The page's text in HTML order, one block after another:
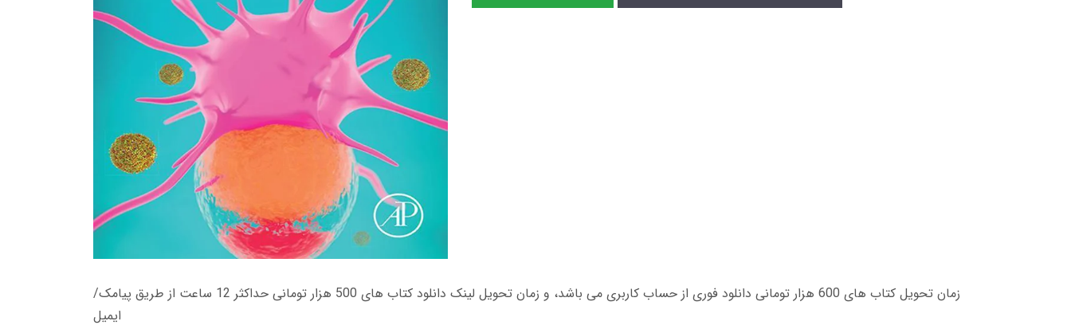
زمان تحویل کتاب های 600 هزار تومانی دانلود فوری از حساب کاربری می باشد، و زمان تحویل لینک دانلود کتاب های 500 هزار تومانی حداکثر 12 ساعت از طریق پیامک/
ایمیل